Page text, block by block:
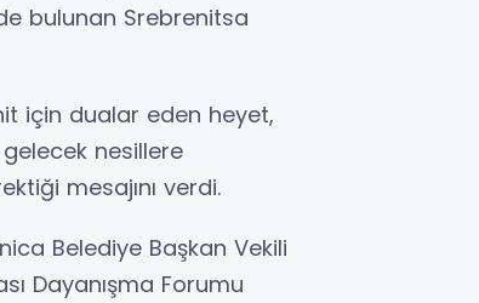
bulunan Srebrenitsa
için dualar eden heyet,
gelecek nesillere
mesajını verdi.
Belediye Başkan Vekili
Dayanışma Forumu